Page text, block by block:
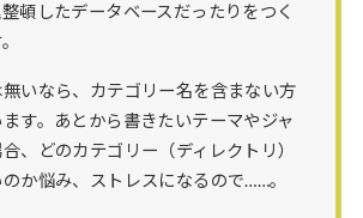
頓したデータベースだったりをつく
いなら、カテゴリー名を含まない方
す。あとから書きたいテーマやジャ
、どのカテゴリー（ディレクトリ）
か悩み、ストレスになるので……。